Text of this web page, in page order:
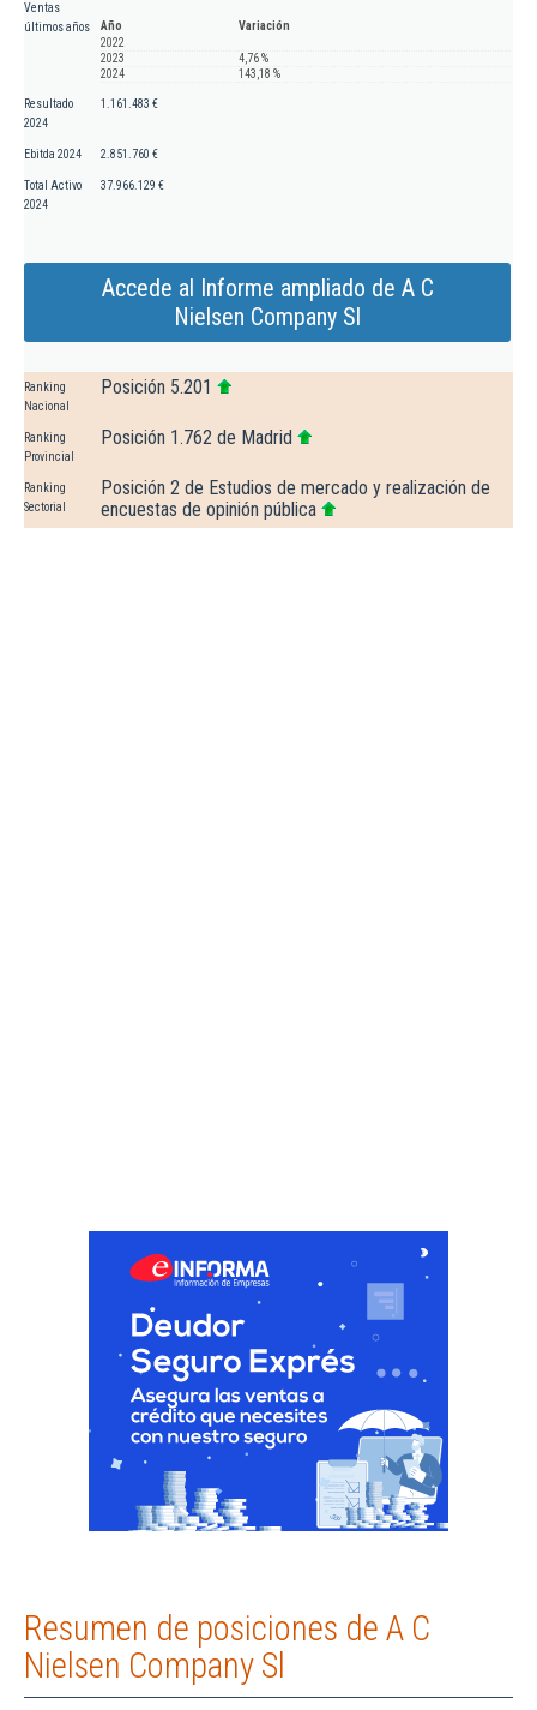
Ventas
últimos años
Año
Variación
2022
2023
4,76 %
2024
143,18 %
Resultado
2024
1.161.483 €
Ebitda 2024 2.851.760 €
Total Activo
2024
37.966.129 €
Accede al Informe ampliado de A C
Nielsen Company Sl
Ranking
Nacional
Posición 5.201
Ranking
Provincial
Posición 1.762 de Madrid
Ranking
Sectorial
Posición 2 de Estudios de mercado y realización de
encuestas de opinión pública
Resumen de posiciones de A C
Nielsen Company Sl